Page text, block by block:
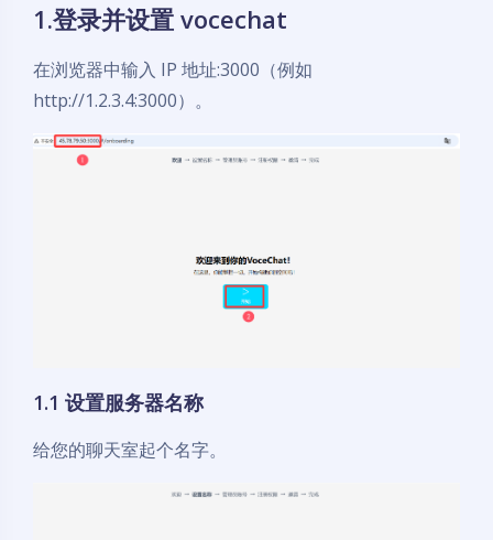
1.登录并设置 vocechat
在浏览器中输入 IP 地址:3000（例如
http://1.2.3.4:3000）。
1.1 设置服务器名称
给您的聊天室起个名字。